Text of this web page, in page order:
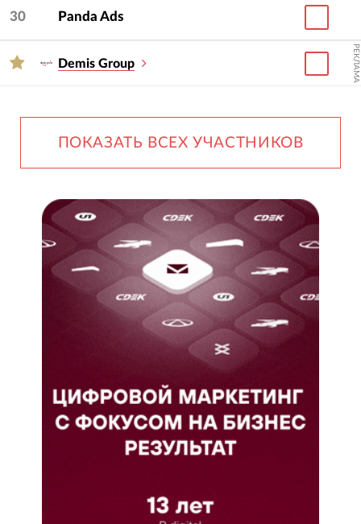
30 Panda Ads
Demis Group РЕКЛАМА
ПОКАЗАТЬ ВСЕХ УЧАСТНИКОВ